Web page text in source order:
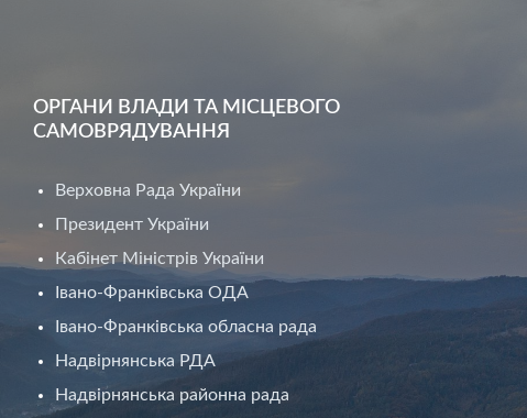
ОРГАНИ ВЛАДИ ТА МІСЦЕВОГО
САМОВРЯДУВАННЯ
Верховна Рада України
Президент України
Кабінет Міністрів України
Івано-Франківська ОДА
Івано-Франківська обласна рада
Надвірнянська РДА
Надвірнянська районна рада